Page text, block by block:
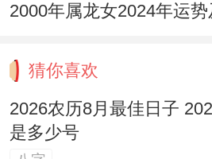
猜你喜欢
2026农历8月最佳日子
是多少号